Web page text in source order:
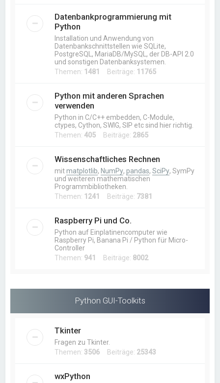
Datenbankprogrammierung mit
Python
Installation und Anwendung von
Datenbankschnittstellen wie SQLite,
PostgreSQL, MariaDB/MySQL, der DB-API 2.0
und sonstigen Datenbanksystemen.
Themen: 1481 Beiträge: 11765
Python mit anderen Sprachen
verwenden
Python in C/C++ embedden, C-Module,
ctypes, Cython, SWIG, SIP etc sind hier richtig.
Themen:405 Beiträge: 2865
Wissenschaftliches Rechnen
mitmatplotlib, NumPy,pandas,SciPy, SymPy
und weiteren mathematischen
Programmbibliotheken.
Themen: 1241 Beiträge: 7381
Raspberry Pi und Co.
Python auf Einplatinencomputer wie
Raspberry Pi, Banana Pi / Python für Micro-
Controller
Themen: 941 Beiträge: 8002
Python GUI-Toolkits
Tkinter
Fragen zu Tkinter.
Themen: 3506 Beiträge: 25343
wxPython